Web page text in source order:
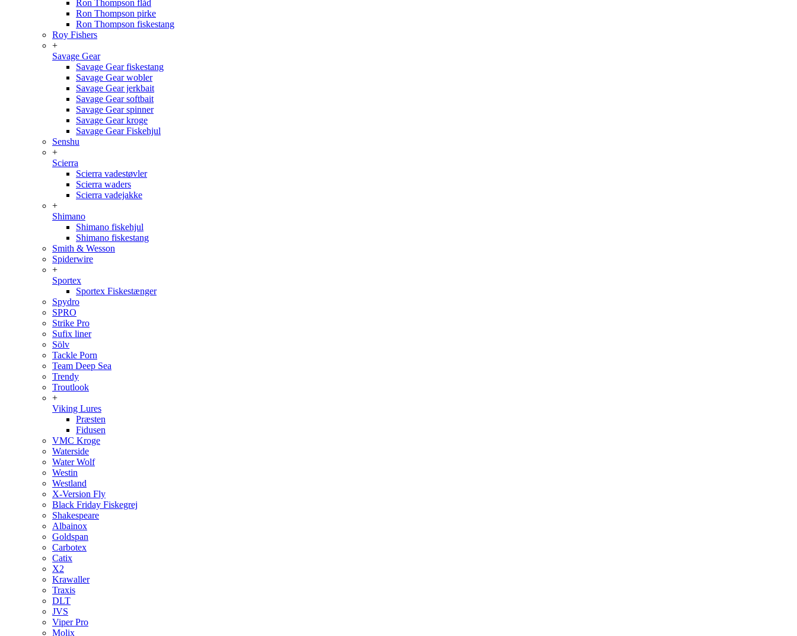
Ron Thompson flåd
Ron Thompson pirke
Ron Thompson fiskestang
Roy Fishers
+
Savage Gear
Savage Gear fiskestang
Savage Gear wobler
Savage Gear jerkbait
Savage Gear softbait
Savage Gear spinner
Savage Gear kroge
Savage Gear Fiskehjul
Senshu
+
Scierra
Scierra vadestøvler
Scierra waders
Scierra vadejakke
+
Shimano
Shimano fiskehjul
Shimano fiskestang
Smith & Wesson
Spiderwire
+
Sportex
Sportex Fiskestænger
Spydro
SPRO
Strike Pro
Sufix liner
Sölv
Tackle Porn
Team Deep Sea
Trendy
Troutlook
+
Viking Lures
Præsten
Fidusen
VMC Kroge
Waterside
Water Wolf
Westin
Westland
X-Version Fly
Black Friday Fiskegrej
Shakespeare
Albainox
Goldspan
Carbotex
Catix
X2
Krawaller
Traxis
DLT
JVS
Viper Pro
Molix